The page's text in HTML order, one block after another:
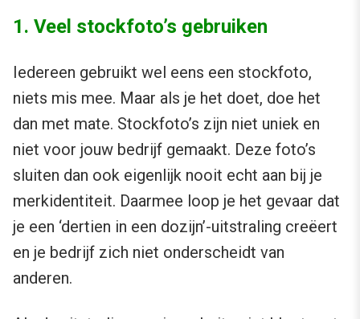
1. Veel stockfoto’s gebruiken
Iedereen gebruikt wel eens een stockfoto,
niets mis mee. Maar als je het doet, doe het
dan met mate. Stockfoto’s zijn niet uniek en
niet voor jouw bedrijf gemaakt. Deze foto’s
sluiten dan ook eigenlijk nooit echt aan bij je
merkidentiteit. Daarmee loop je het gevaar dat
je een ‘dertien in een dozijn’-uitstraling creëert
en je bedrijf zich niet onderscheidt van
anderen.